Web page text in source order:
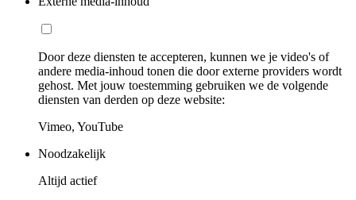
Door deze diensten te accepteren, kunnen we je video's of
andere media-inhoud tonen die door externe providers wordt
gehost. Met jouw toestemming gebruiken we de volgende
diensten van derden op deze website:
Vimeo, YouTube
Noodzakelijk
Altijd actief